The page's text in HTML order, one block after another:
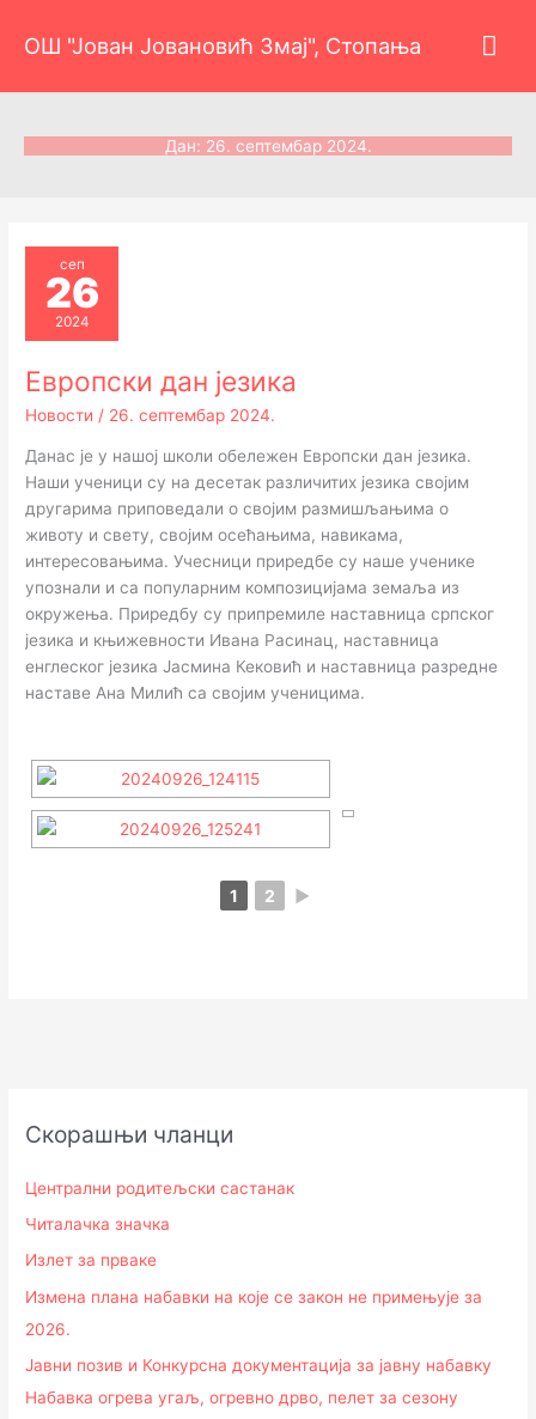
ОШ "Јован Јовановић Змај", Стопања
Дан: 26. септембар 2024.
сеп
26
2024
Европски дан језика
Новости / 26. септембар 2024.
Данас је у нашој школи обележен Европски дан језика.
Наши ученици су на десетак различитих језика својим
другарима приповедали о својим размишљањима о
животу и свету, својим осећањима, навикама,
интересовањима. Учесници приредбе су наше ученике
упознали и са популарним композицијама земаља из
окружења. Приредбу су припремиле наставница српског
језика и књижевности Ивана Расинац, наставница
енглеског језика Јасмина Кековић и наставница разредне
наставе Ана Милић са својим ученицима.
1 2 ►
Скорашњи чланци
Централни родитељски састанак
Читалачка значка
Излет за прваке
Измена плана набавки на које се закон не примењује за
2026.
Јавни позив и Конкурсна документација за јавну набавку
Набавка огрева угаљ, огревно дрво, пелет за сезону